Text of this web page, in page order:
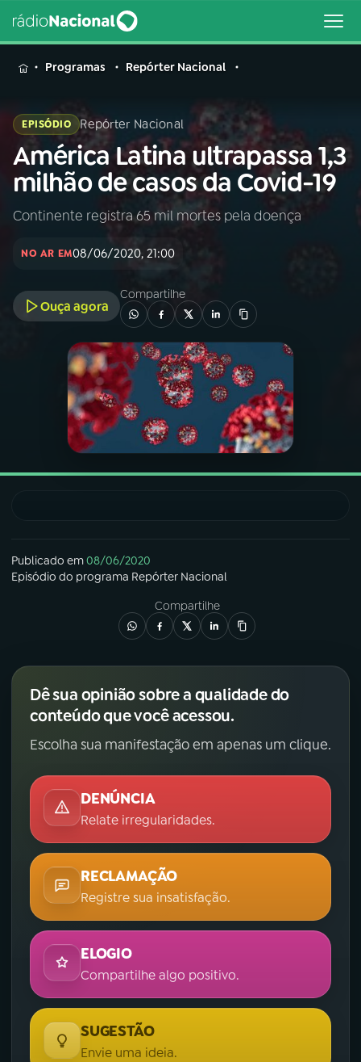
MENU
Buscar
na
Rádio
Nacional
Buscar
01INÍCIO
A RÁDIO
PROGRAMAÇÃO
PROGRAMAS
06VIDEOCASTS
08FESTIVAL DE MÚSICA
ACOMPANHE A RÁDIO NACIONAL
YouTube Facebook
Instagram
Programas Repórter Nacional
EPISÓDIO Repórter Nacional
América Latina ultrapassa 1,3
milhão de casos da Covid-19
Continente registra 65 mil mortes pela doença
NO AR EM08/06/2020, 21:00
Ouça agora
Compartilhe
Publicado em08/06/2020
Episódio do programa Repórter Nacional
Compartilhe
Dê sua opinião sobre a qualidade do
conteúdo que você acessou.
Escolha sua manifestação em apenas um clique.
DENÚNCIA
Relate irregularidades.
RECLAMAÇÃO
Registre sua insatisfação.
ELOGIO
Compartilhe algo positivo.
SUGESTÃO
Envie uma ideia.